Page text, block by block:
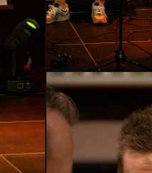
HMLH24-
2616